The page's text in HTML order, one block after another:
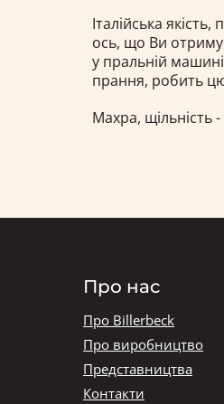
Італійська
ось, що Ви
у пральній
прання, робить
Махра, щільність
Про нас
Про Billerbeck
Про виробництво
Представництва
Контакти